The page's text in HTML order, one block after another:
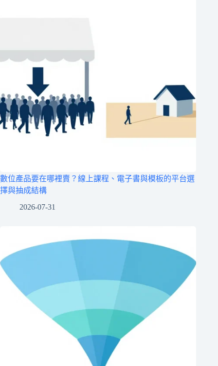
數位產品要在哪裡賣？線上課程、電子書與模板的平台選
擇與抽成結構
2026-07-31